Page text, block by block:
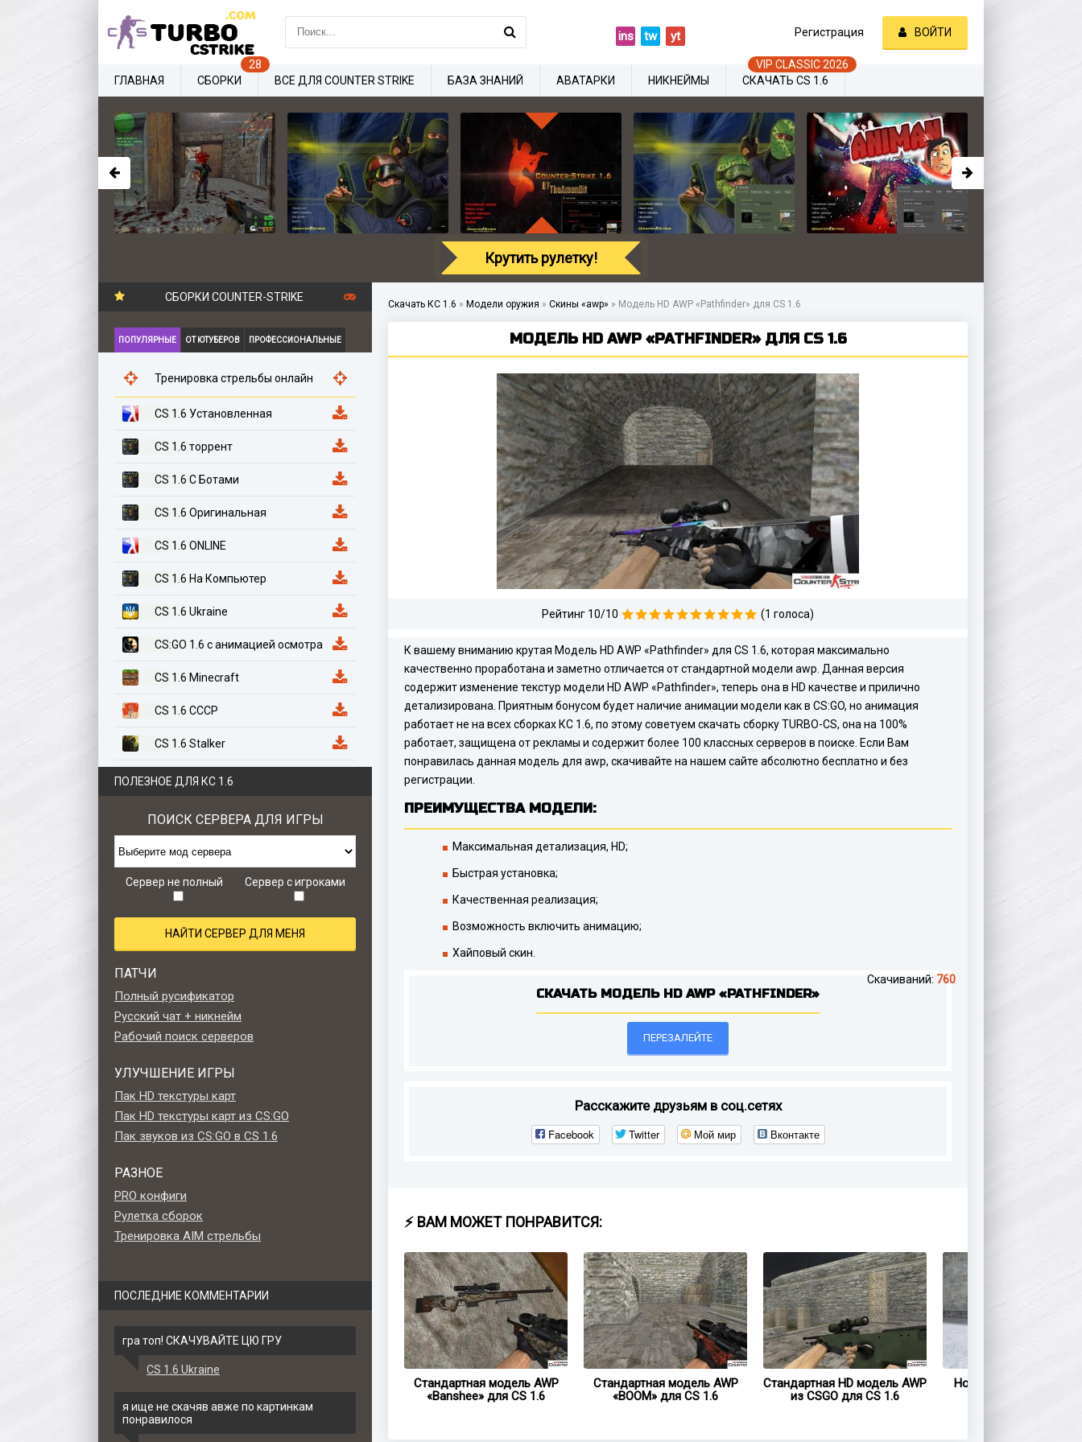
Скачать КС 1.6 » Модели оружия » Скины «awp» » Модель HD AWP «Pathfinder» для CS 1.6
МОДЕЛЬ HD AWP «PATHFINDER» ДЛЯ CS 1.6
Рейтинг 10/10 (1 голоса)
К вашему вниманию крутая Модель HD AWP «Pathfinder» для CS 1.6, которая максимально
качественно проработана и заметно отличается от стандартной модели awp. Данная версия
содержит изменение текстур модели HD AWP «Pathfinder», теперь она в HD качестве и прилично
детализирована. Приятным бонусом будет наличие анимации модели как в CS:GO, но анимация
работает не на всех сборках КС 1.6, по этому советуем скачать сборку TURBO-CS, она на 100%
работает, защищена от рекламы и содержит более 100 классных серверов в поиске. Если Вам
понравилась данная модель для awp, скачивайте на нашем сайте абсолютно бесплатно и без
регистрации.
ПРЕИМУЩЕСТВА МОДЕЛИ:
Максимальная детализация, HD;
Быстрая установка;
Качественная реализация;
Возможность включить анимацию;
Хайповый скин.
Скачиваний: 760
СКАЧАТЬ МОДЕЛЬ HD AWP «PATHFINDER»
ПЕРЕЗАЛЕЙТЕ
Расскажите друзьям в соц.сетях
Facebook Twitter Мой мир Вконтакте
⚡ ВАМ МОЖЕТ ПОНРАВИТСЯ:
«Fire» для CS 1.6
«Fever Dream» для CS 1.6
Стандартная модель AWP
«Banshee» для CS 1.6
Стандартная модель AWP
«BOOM» для CS 1.6
Стандартная HD модель AWP
из CSGO для CS 1.6
Новогодняя модель
СБОРКИ COUNTER-STRIKE
ПОПУЛЯРНЫЕ ОТ ЮТУБЕРОВ ПРОФЕССИОНАЛЬНЫЕ
Тренировка стрельбы онлайн
CS 1.6 Установленная
CS 1.6 торрент
CS 1.6 С Ботами
CS 1.6 Оригинальная
CS 1.6 ONLINE
CS 1.6 На Компьютер
CS 1.6 Ukraine
CS:GO 1.6 с анимацией осмотра
CS 1.6 Minecraft
CS 1.6 СССР
CS 1.6 Stalker
CS 1.6 Казахстан
CS 1.6 Retro edition
ПОЛЕЗНОЕ ДЛЯ КС 1.6
ПОИСК СЕРВЕРА ДЛЯ ИГРЫ
Сервер не полный Сервер с игроками
НАЙТИ СЕРВЕР ДЛЯ МЕНЯ
ПАТЧИ
Полный русификатор
Русский чат + никнейм
Рабочий поиск серверов
УЛУЧШЕНИЕ ИГРЫ
Пак HD текстуры карт
Пак HD текстуры карт из CS:GO
Пак звуков из CS:GO в CS 1.6
РАЗНОЕ
PRO конфиги
Рулетка сборок
Тренировка AIM стрельбы
ПОСЛЕДНИЕ КОММЕНТАРИИ
гра топ! СКАЧУВАЙТЕ ЦЮ ГРУ
CS 1.6 Ukraine
я ище не скачяв авже по картинкам
понравилося
ins tw yt Регистрация ВОЙТИ
ГЛАВНАЯ СБОРКИ ВСЕ ДЛЯ COUNTER STRIKE БАЗА ЗНАНИЙ АВАТАРКИ НИКНЕЙМЫ СКАЧАТЬ CS 1.6
Крутить рулетку!